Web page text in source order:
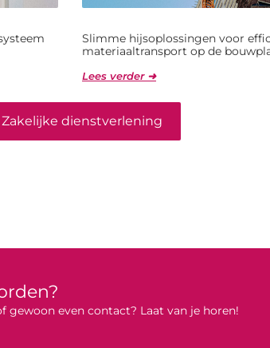
Slimme hijsoplossingen voor
materiaaltransport op de
Lees verder ➜
Zakelijke dienstverlening
gewoon even contact? Laat van je horen!